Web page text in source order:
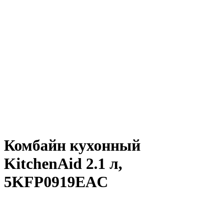
Комбайн кухонный
KitchenAid 2.1 л,
5KFP0919EAC